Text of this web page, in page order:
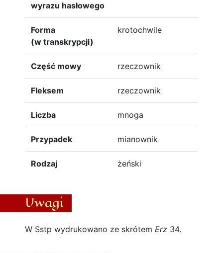
wyrazu hasłowego
Forma
(w transkrypcji)
krotochwile
Część mowy rzeczownik
Fleksem rzeczownik
Liczba mnoga
Przypadek mianownik
Rodzaj żeński
Uwagi
W Sstp wydrukowano ze skrótem Erz 34.